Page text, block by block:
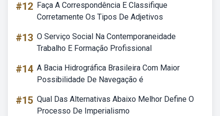
#12 Faça A Correspondência E Classifique
Corretamente Os Tipos De Adjetivos
#13 O Serviço Social Na Contemporaneidade
Trabalho E Formação Profissional
#14 A Bacia Hidrográfica Brasileira Com Maior
Possibilidade De Navegação é
#15 Qual Das Alternativas Abaixo Melhor Define O
Processo De Imperialismo